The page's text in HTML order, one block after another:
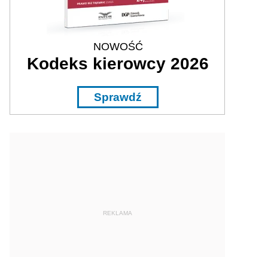
NOWOŚĆ
Kodeks kierowcy 2026
Sprawdź
REKLAMA